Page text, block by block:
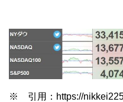
※ 引用：https://